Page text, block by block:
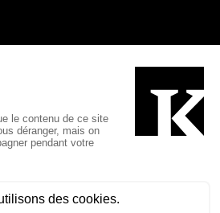
Kollectif
Kollectif
1
v2com-1